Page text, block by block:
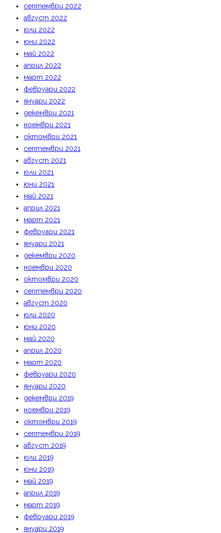
септември 2022
август 2022
юли 2022
юни 2022
май 2022
април 2022
март 2022
февруари 2022
януари 2022
декември 2021
ноември 2021
октомври 2021
септември 2021
август 2021
юли 2021
юни 2021
май 2021
април 2021
март 2021
февруари 2021
януари 2021
декември 2020
ноември 2020
октомври 2020
септември 2020
август 2020
юли 2020
юни 2020
май 2020
април 2020
март 2020
февруари 2020
януари 2020
декември 2019
ноември 2019
октомври 2019
септември 2019
август 2019
юли 2019
юни 2019
май 2019
април 2019
март 2019
февруари 2019
януари 2019